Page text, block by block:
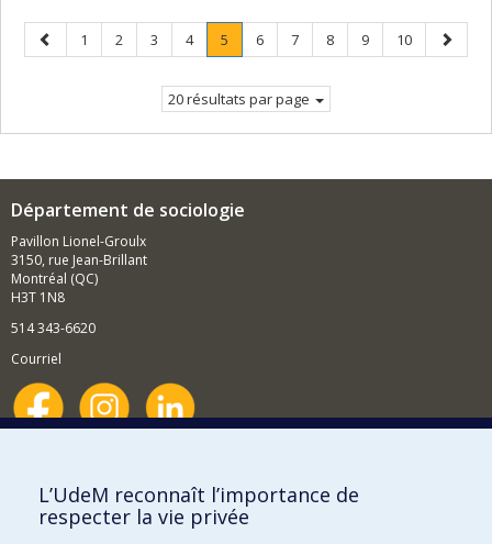
Page
précédente
Page
1 Page
2 Page
3 Page
4 Page
5
Page
Page
6 Page
7 Page
8 Page
9 Page
10
Page
20 résultats par page
Département de sociologie
Pavillon Lionel-Groulx
3150, rue Jean-Brillant
Montréal (QC)
H3T 1N8
514 343-6620
Courriel
Comment soutenir le Département?
BESOIN D'AIDE?
L’UdeM reconnaît l’importance de
respecter la vie privée